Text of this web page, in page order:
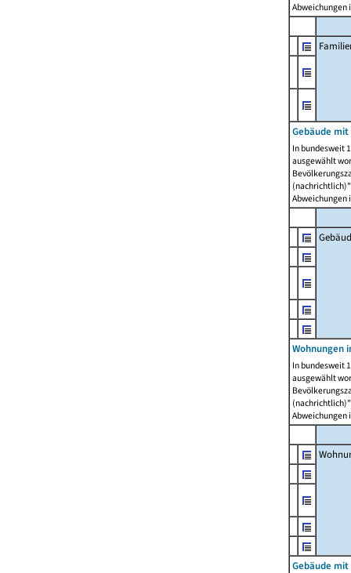
Abweichungen
Gebäude
In bundesweit
ausgewählt
Abweichungen
Wohnungen
In bundesweit
ausgewählt
Abweichungen
Gebäude